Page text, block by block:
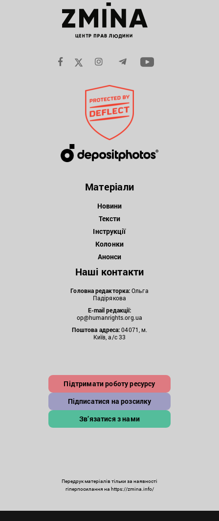
Матеріали
Новини
Тексти
Інструкції
Колонки
Анонси
Наші контакти
Головна редакторка:Ольга
Падірякова
E-mail редакції:
op@humanrights.org.ua
Поштова адреса:04071, м.
Київ, а/с 33
Підтримати роботу ресурсу
Підписатися на розсилку
Зв’язатися з нами
Передрук матеріалів тільки за наявності
гіперпосилання на https://zmina.info/